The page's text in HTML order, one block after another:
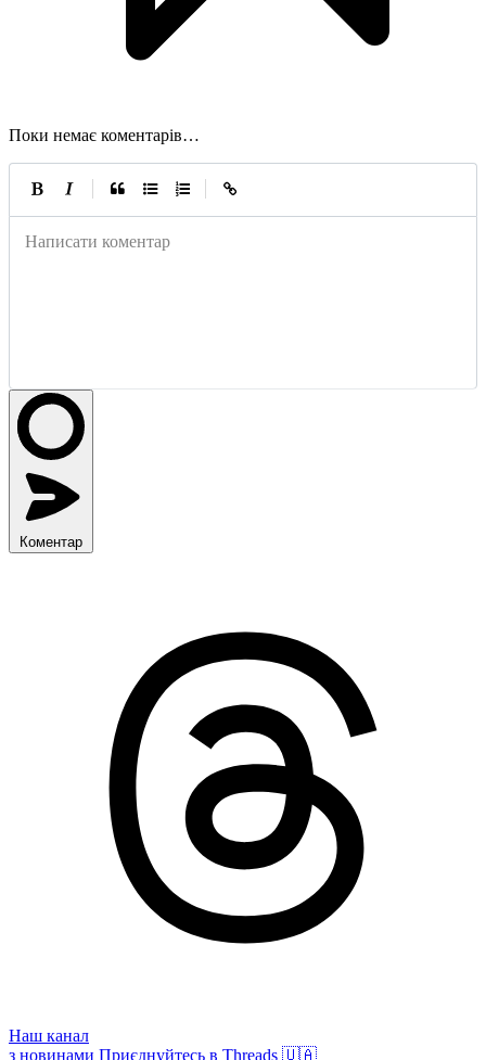
Поки немає коментарів…
Написати коментар
Коментар
Наш канал
з новинами Приєднуйтесь в Threads 🇺🇦